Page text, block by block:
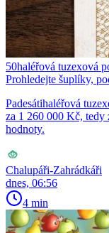
50haléřová tuzexová
Prohledejte šuplíky,
Padesátihaléřová
za 1 260 000 Kč, tedy
hodnoty.
Chalupáři-Zahrádkáři
dnes, 06:56
4 min